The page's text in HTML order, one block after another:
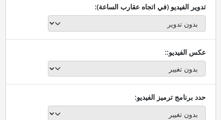
تدوير الفيديو (في اتجاه عقارب الساعة):
عكس الفيديو::
حدد برنامج ترميز الفيديو: